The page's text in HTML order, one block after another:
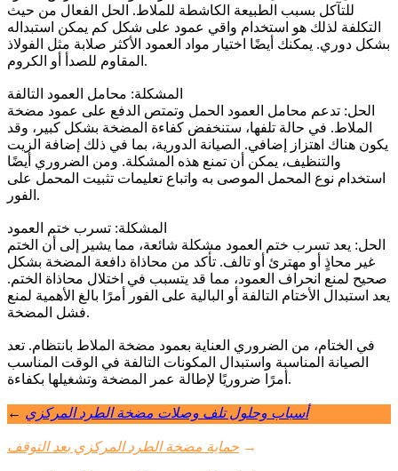
للتآكل بسبب الطبيعة الكاشطة للملاط. الحل الفعال من حيث
التكلفة لذلك هو استخدام واقي عمود على شكل كم يمكن استبداله
بشكل دوري. يمكنك أيضًا اختيار مواد العمود الأكثر صلابة مثل الفولاذ
المقاوم للصدأ أو الكروم.
المشكلة: محامل العمود التالفة
الحل: تدعم محامل العمود الحمل وتمتص الدفع على عمود مضخة
الملاط. في حالة تلفها، ستنخفض كفاءة المضخة بشكل كبير، وقد
يكون هناك اهتزاز إضافي. الصيانة الدورية، بما في ذلك إضافة الزيت
والتنظيف، يمكن أن تمنع هذه المشكلة. ومن الضروري أيضًا
استخدام نوع المحمل الموصى به واتباع تعليمات تثبيت المحمل على
الفور.
المشكلة: تسرب ختم العمود
الحل: يعد تسرب ختم العمود مشكلة شائعة، مما يشير إلى أن الختم
غير محاذٍ أو مهترئ أو تالف. تأكد من محاذاة دافعة المضخة بشكل
صحيح لمنع انحراف العمود، مما قد يتسبب في اختلال محاذاة الختم.
يعد استبدال الأختام التالفة أو البالية على الفور أمرًا بالغ الأهمية لمنع
فشل المضخة.
في الختام، من الضروري العناية بعمود مضخة الملاط بانتظام. تعد
الصيانة المناسبة واستبدال المكونات التالفة في الوقت المناسب
أمرًا ضروريًا لإطالة عمر المضخة وتشغيلها بكفاءة.
← أسباب وحلول تلف وصلات مضخة الطرد المركزي
حماية مضخة الطرد المركزي بعد التوقف →